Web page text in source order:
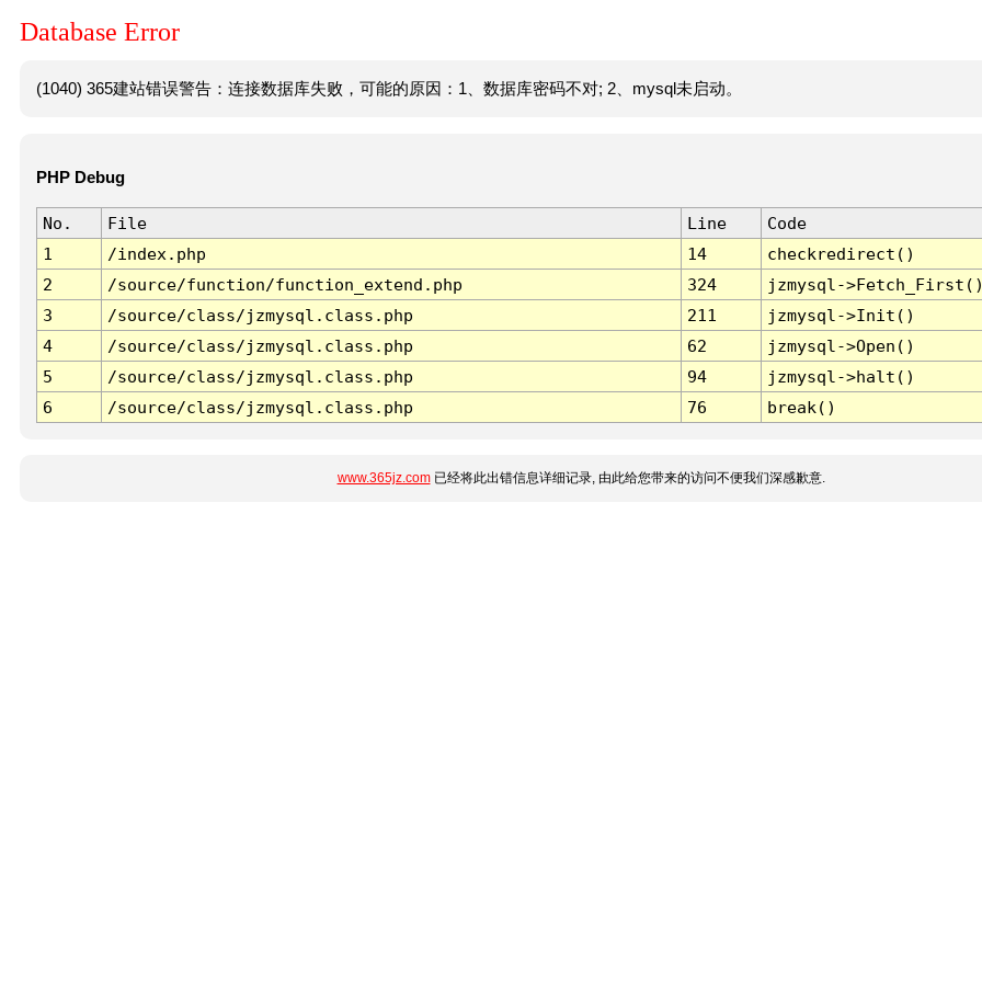
Database Error
(1040) 365建站错误警告：连接数据库失败，可能的原因：1、数据库密码不对; 2、mysql未启动。
PHP Debug
No. File Line
Code
1
/index.php 14
checkredirect()
2
/source/function/function_extend.php 324
jzmysql-
3
/source/class/jzmysql.class.php 211
jzmysql->Init()
4
/source/class/jzmysql.class.php 62
jzmysql->Open()
5
/source/class/jzmysql.class.php 94
jzmysql->halt()
6
/source/class/jzmysql.class.php 76 break()
www.365jz.com已经将此出错信息详细记录, 由此给您带来的访问不便我们深感歉意.